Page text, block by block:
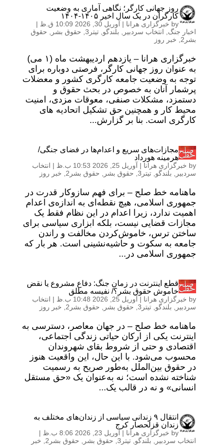
روز جهانی کارگر؛ نگاهی آماری به وضعیت
کارگران در یک سال اخیر ۱۴۰۵-۱۴۰۴
by خبرگزاری هرانا | آوریل 30, 2026 10:09 ق.ظ
|
اخبار جنگ
انتخاب سردبیر بلندگو تیتر3 , حقوق بشر
حقوق
بشر2
خبر روز
خبرگزاری هرانا – یازدهم اردیبهشت ماه (۱ می)
به عنوان روز جهانی کارگر، فرصتی دوباره برای
توجه به وضعیت جامعه کارگری کشور و معضلات
پرشمار آنان به خصوص در بحث حقوق و
دستمزد، مشکلات صنفی، معوقات مزدی، امنیت
محیط کار و همچنین حق تشکیل اتحادیه های
کارگری است. بنا بر گزارش...
مجازات‌های سریع و اعدام‌ها در فضای جنگی/
هرمینه هورداد
by خبرگزاری هرانا | آوریل 25, 2026 10:53 ب.ظ | انتخاب
سردبیر
بلندگو تیتر3 , حقوق بشر حقوق بشر2 خبر روز
ماهنامه خط صلح – برای فهم سازوکار قدرت در
جمهوری اسلامی، هیچ نقطه‌ای به اندازه‌ی اعدام
اهمیت ندارد، زیرا اعدام در این نظام فقط یک
مجازات قضایی نیست، بلکه ابزاری سیاسی برای
ساختن ترس، خاموش‌کردن مخالفت و راندن
جامعه به سکوت و حاشیه‌نشینی است. هر بار که
جمهوری اسلامی در...
قطع اینترنت در زمان جنگ: دفاع مشروع یا نقض
خاموش حقوق بشر؟/ نفیسه مطلق
by خبرگزاری هرانا | آوریل 25, 2026 10:48 ب.ظ | انتخاب
سردبیر
بلندگو تیتر3 , حقوق بشر حقوق بشر2 خبر روز
ماهنامه خط صلح – در جهان معاصر، دسترسی به
اینترنت یکی از ارکان حیاتی زندگی اجتماعی،
اقتصادی و حتی از شروط بقای شهروندان
محسوب می‌شود. با این حال، این واقعیت هنوز
در حقوق بین‌الملل به‌طور صریح به رسمیت
شناخته نشده است؛ نه به‌عنوان یک «حق مستقل
انسانی» و نه در قالب یک...
انتقال ۹ زندانی سیاسی از زندان‌های مختلف به
زندان قزلحصار کرج
by خبرگزاری هرانا | آوریل 23, 2026 8:06 ب.ظ
|
انتخاب سردبیر
بلندگو تیتر3 , حقوق بشر حقوق بشر2
خبر